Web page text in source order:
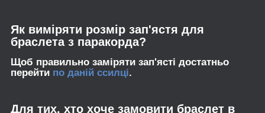
Як виміряти розмір зап'ястя для
браслета з паракорда?
Щоб правильно заміряти зап'ясті достатньо
перейти по даній ссилці.
Для тих, хто хоче замовити браслет в